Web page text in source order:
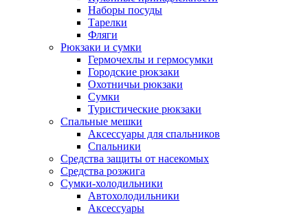
Наборы посуды
Тарелки
Фляги
Рюкзаки и сумки
Гермочехлы и гермосумки
Городские рюкзаки
Охотничьи рюкзаки
Сумки
Туристические рюкзаки
Спальные мешки
Аксессуары для спальников
Спальники
Средства защиты от насекомых
Средства розжига
Сумки-холодильники
Автохолодильники
Аксессуары